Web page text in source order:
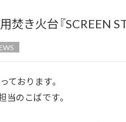
焚き火台『SCREEN
ております。
のこばです。